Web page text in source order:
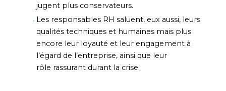
jugent plus conservateurs.
Les responsables RH saluent, eux aussi, leurs
qualités techniques et humaines mais plus
encore leur loyauté et leur engagement à
l’égard de l’entreprise, ainsi que leur
rôle rassurant durant la crise.